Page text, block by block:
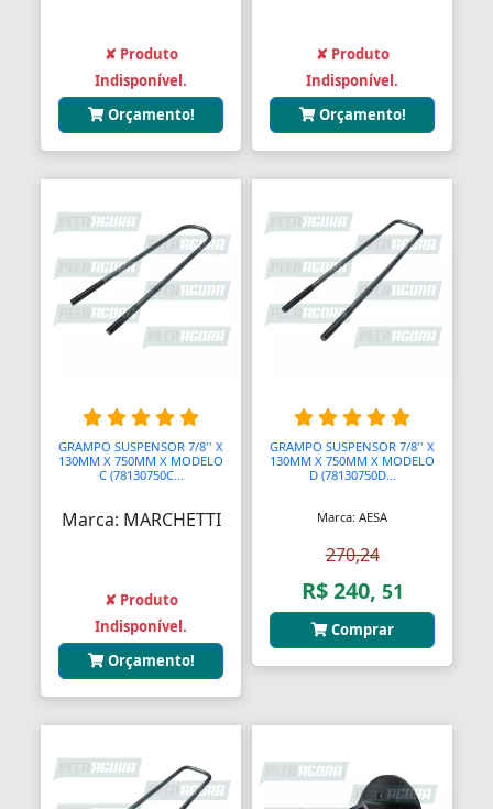
✘ Produto
Indisponível.
Orçamento!
✘ Produto
Indisponível.
Orçamento!
GRAMPO SUSPENSOR 7/8'' X
130MM X 750MM X MODELO
C (78130750C...
Marca: MARCHETTI
✘ Produto
Indisponível.
Orçamento!
GRAMPO SUSPENSOR 7/8'' X
130MM X 750MM X MODELO
D (78130750D...
Marca: AESA
270,24
R$ 240, 51
Comprar